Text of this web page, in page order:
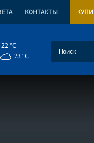
КОНТАКТЫ
22 °C
23 °C